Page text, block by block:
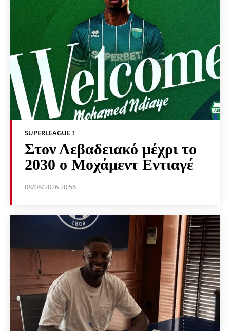
SUPERLEAGUE 1
Στον Λεβαδειακό μέχρι το
2030 ο Μοχάμεντ Εντιαγέ
08/08/2026 20:56